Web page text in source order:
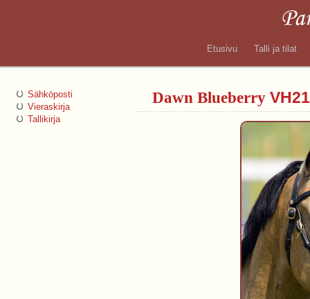
Etusivu Talli ja tilat
Sähköposti
Vieraskirja
Tallikirja
Dawn Blueberry